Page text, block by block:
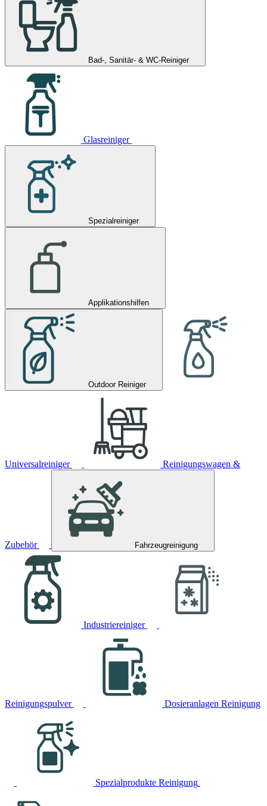
Bad-, Sanitär- & WC-Reiniger
Glasreiniger
Spezialreiniger
Applikationshilfen
Outdoor Reiniger
Universalreiniger Reinigungswagen &
Zubehör Fahrzeugreinigung
Industriereiniger
Reinigungspulver Dosieranlagen Reinigung
Spezialprodukte Reinigung